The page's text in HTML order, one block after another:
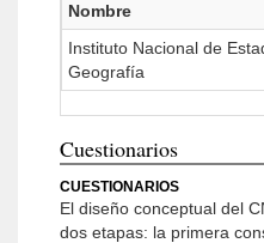
Nombre
Instituto Nacional de
Geografía
Cuestionarios
CUESTIONARIOS
El diseño conceptual del
dos etapas: la primera